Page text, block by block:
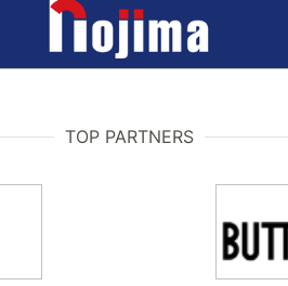
TOP PARTNERS